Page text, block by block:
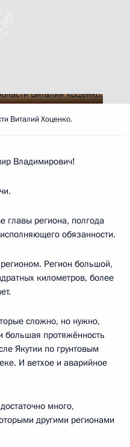
Виталий Хоценко.
Владимирович!
главы региона, полгода
обязанности.
Регион большой,
километров, более
сложно, но нужно,
большая протяжённость
Якутии по грунтовым
И ветхое и аварийное
много,
другими регионами